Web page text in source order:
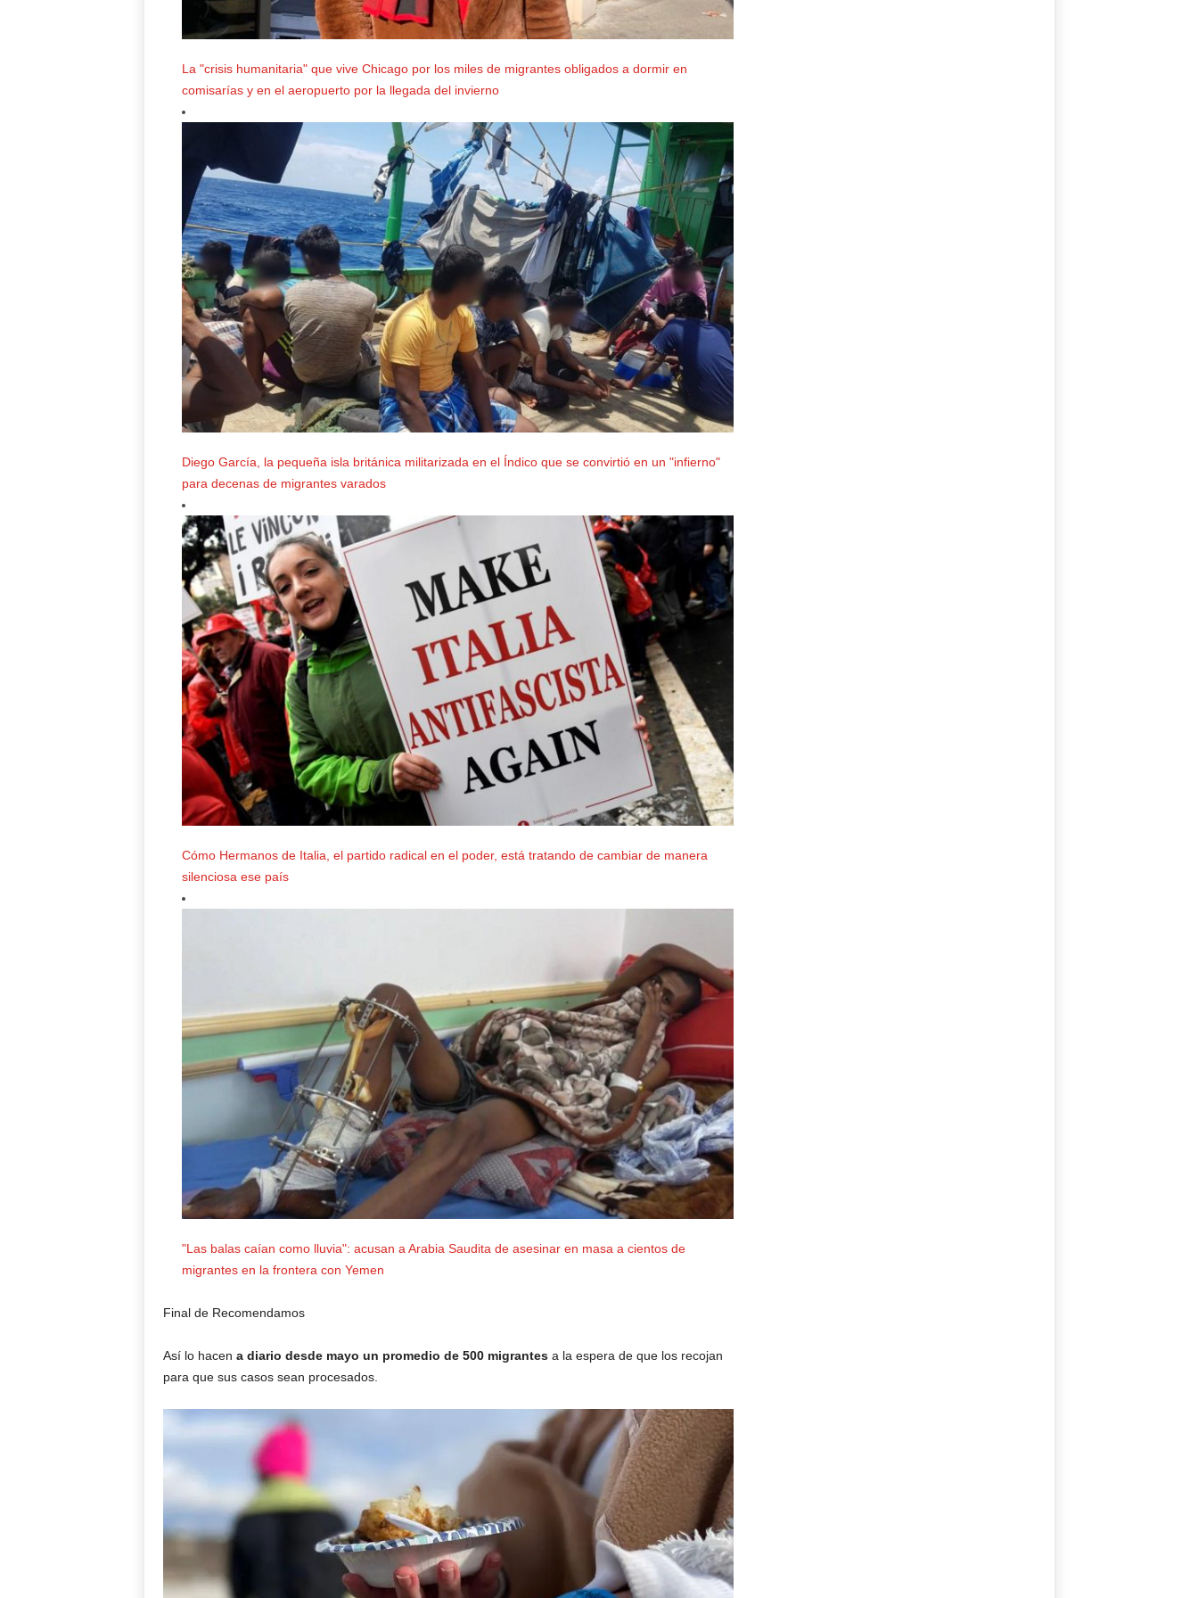
La "crisis humanitaria" que vive Chicago por los miles de migrantes obligados a dormir en
comisarías y en el aeropuerto por la llegada del invierno
Diego García, la pequeña isla británica militarizada en el Índico que se convirtió en un "infierno"
para decenas de migrantes varados
Cómo Hermanos de Italia, el partido radical en el poder, está tratando de cambiar de manera
silenciosa ese país
"Las balas caían como lluvia": acusan a Arabia Saudita de asesinar en masa a cientos de
migrantes en la frontera con Yemen
Final de Recomendamos
Así lo hacen a diario desde mayo un promedio de 500 migrantes a la espera de que los recojan
para que sus casos sean procesados.